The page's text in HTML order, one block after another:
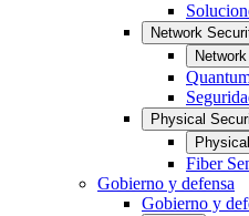
Network
Physical
Fiber
Gobierno y defensa
Gobierno y